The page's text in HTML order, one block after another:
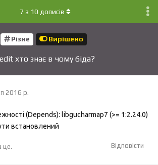
Різне Вирішено
хто знає в чому біда?
7 з 10 дописів
2016 р.
(Depends): libgucharmap7 (>= 1:2.24.0)
встановлений
Відповісти
це.